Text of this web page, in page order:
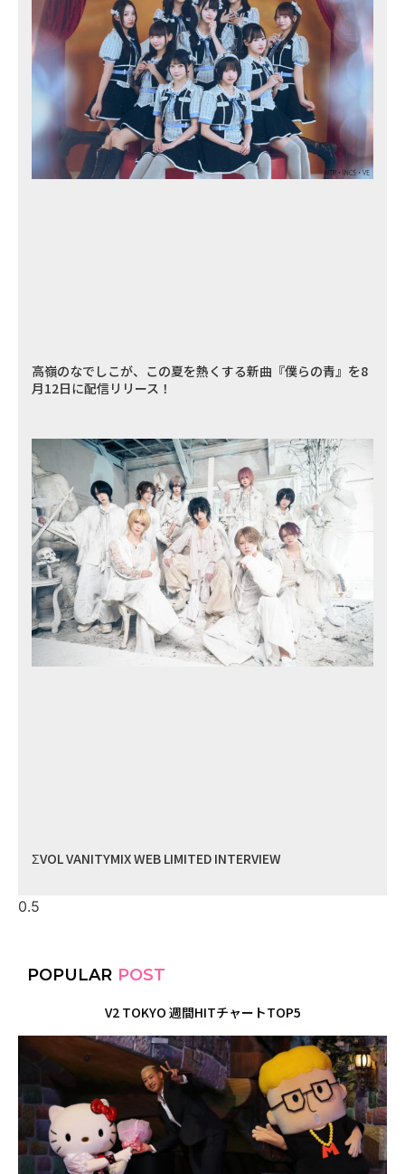
高嶺のなでしこが、この夏を熱くする新曲『僕らの青』を8
月12日に配信リリース！
ΣVOL VANITYMIX WEB LIMITED INTERVIEW
POPULAR POST
V2 TOKYO 週間HITチャートTOP5